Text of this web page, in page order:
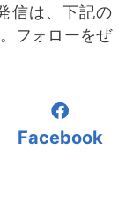
信は、下記の
フォローをぜ
Facebook